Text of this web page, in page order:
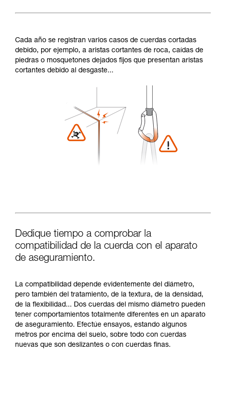
Cada año se registran varios casos de cuerdas cortadas
debido, por ejemplo, a aristas cortantes de roca, caídas de
piedras o mosquetones dejados fijos que presentan aristas
cortantes debido al desgaste...
Dedique tiempo a comprobar la
compatibilidad de la cuerda con el aparato
de aseguramiento.
La compatibilidad depende evidentemente del diámetro,
pero también del tratamiento, de la textura, de la densidad,
de la flexibilidad... Dos cuerdas del mismo diámetro pueden
tener comportamientos totalmente diferentes en un aparato
de aseguramiento. Efectúe ensayos, estando algunos
metros por encima del suelo, sobre todo con cuerdas
nuevas que son deslizantes o con cuerdas finas.